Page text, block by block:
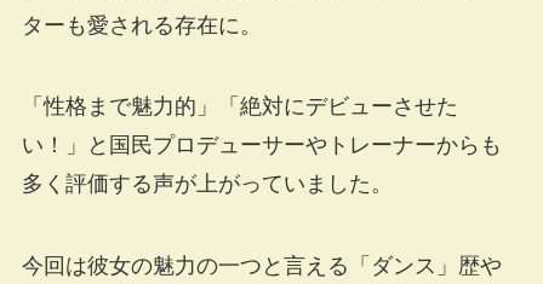
ターも愛される存在に。
「性格まで魅力的」「絶対にデビューさせた
い！」と国民プロデューサーやトレーナーからも
多く評価する声が上がっていました。
今回は彼女の魅力の一つと言える「ダンス」歴や